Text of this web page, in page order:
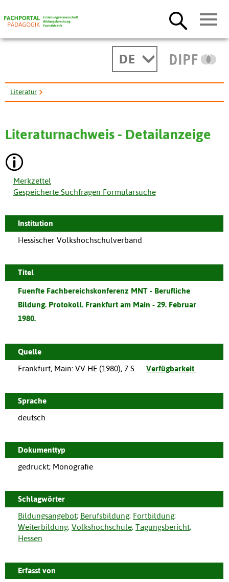
DE
Literatur
Literaturnachweis - Detailanzeige
Merkzettel
Gespeicherte Suchfragen Formularsuche
Institution
Hessischer Volkshochschulverband
Titel
Fuenfte Fachbereichskonferenz MNT - Berufliche
Bildung. Protokoll. Frankfurt am Main - 29. Februar
1980.
Quelle
Frankfurt, Main: VV HE (1980), 7 S. Verfügbarkeit
Sprache
deutsch
Dokumenttyp
gedruckt; Monografie
Schlagwörter
Bildungsangebot; Berufsbildung; Fortbildung;
Weiterbildung; Volkshochschule; Tagungsbericht;
Hessen
Erfasst von